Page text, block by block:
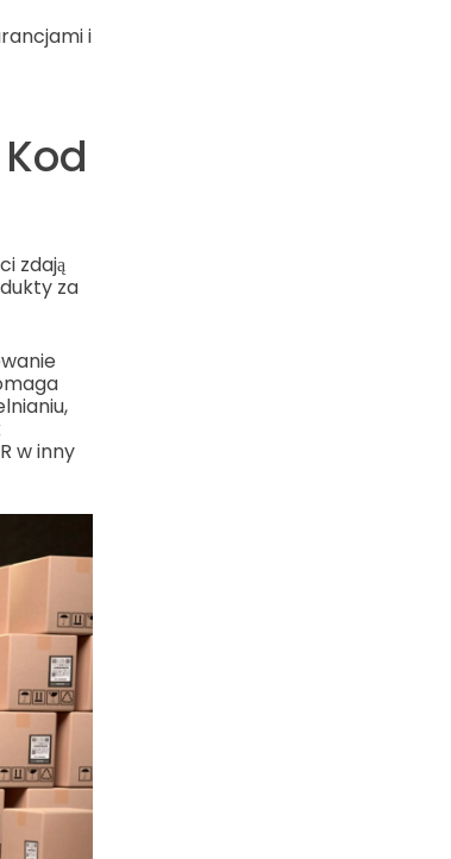
i
zdają
za
w inny